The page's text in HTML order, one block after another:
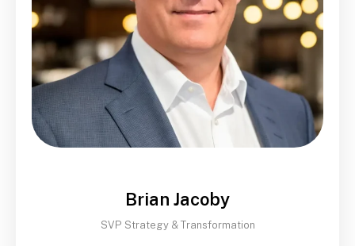
Brian Jacoby
SVP Strategy & Transformation